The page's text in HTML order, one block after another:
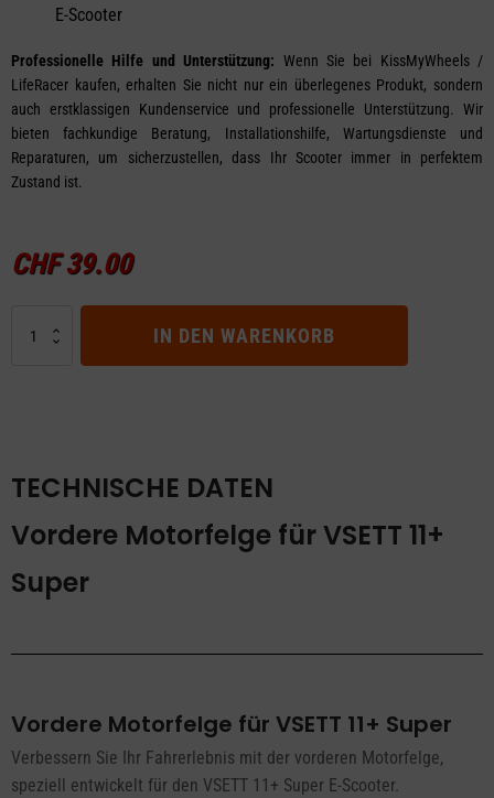
E-Scooter
Professionelle Hilfe und Unterstützung: Wenn Sie bei KissMyWheels /
LifeRacer kaufen, erhalten Sie nicht nur ein überlegenes Produkt, sondern
auch erstklassigen Kundenservice und professionelle Unterstützung. Wir
bieten fachkundige Beratung, Installationshilfe, Wartungsdienste und
Reparaturen, um sicherzustellen, dass Ihr Scooter immer in perfektem
Zustand ist.
CHF39.00
Motorfelge
IN DEN WARENKORB
TECHNISCHE DATEN
Vordere Motorfelge für VSETT 11+
Super
Vordere Motorfelge für VSETT 11+ Super
Verbessern Sie Ihr Fahrerlebnis mit der vorderen Motorfelge,
speziell entwickelt für den VSETT 11+ Super E-Scooter.